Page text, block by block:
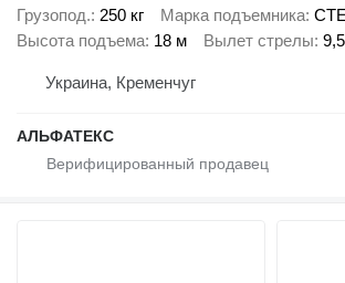
Грузопод. 250 кг Марка подъемника
Высота подъема 18 м Вылет стрелы
Украина, Кременчуг
АЛЬФАТЕКС